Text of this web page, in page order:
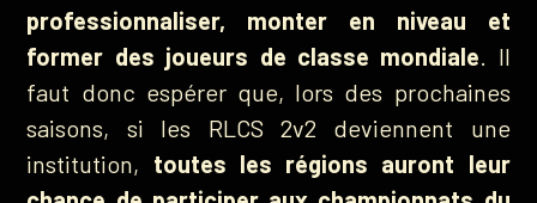
professionnaliser, monter en niveau et
former des joueurs de classe mondiale . Il
faut donc espérer que, lors des prochaines
saisons, si les RLCS 2v2 deviennent une
institution, toutes les régions auront leur